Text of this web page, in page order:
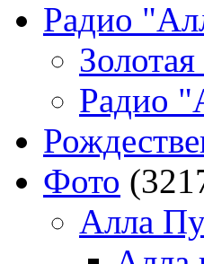
Радио
Радио
Фото
Алла